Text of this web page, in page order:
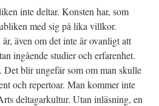
inte deltar. Konsten har, som
med sig på lika villkor.
även om det inte är ovanligt att
ingående studier och erfarenhet.
Det blir ungefär som om man skulle
och repertoar. Man kommer inte
deltagarkultur. Utan inläsning, en